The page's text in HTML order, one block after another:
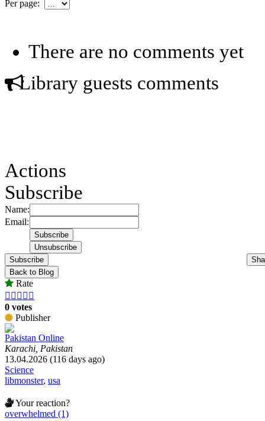
Per page:
There are no comments yet
Library guests comments
Actions
Subscribe
Name:
Email:
Subscribe
Back to Blog
Rate
    
0 votes
Publisher
Pakistan Online
Karachi, Pakistan
13.04.2026 (116 days ago)
Science
libmonster, usa
Your reaction?
overwhelmed (1)